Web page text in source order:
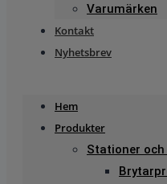
Varumärken
Kontakt
Nyhetsbrev
Hem
Produkter
Stationer